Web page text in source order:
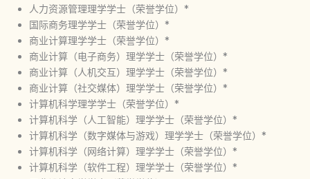
人力资源管理理学学士（荣誉学位）*
国际商务理学学士（荣誉学位）*
商业计算理学学士（荣誉学位）*
商业计算（电子商务）理学学士（荣誉学位）*
商业计算（人机交互）理学学士（荣誉学位）*
商业计算（社交媒体）理学学士（荣誉学位）*
计算机科学理学学士（荣誉学位）*
计算机科学（人工智能）理学学士（荣誉学位）*
计算机科学（数字媒体与游戏）理学学士（荣誉学位）*
计算机科学（网络计算）理学学士（荣誉学位）*
计算机科学（软件工程）理学学士（荣誉学位）*